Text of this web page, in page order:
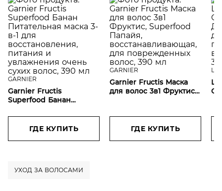
GARNIER
Garnier Fructis
Superfood Банан
для восстановления,
питания и увлажнения
очень сухих волос, 390
ГДЕ КУПИТЬ
GARNIER
Garnier Fructis Маска
для волос 3в1 Фруктис,
для поврежденных
волос, 390 мл
ГДЕ КУПИТЬ
УХОД ЗА ВОЛОСАМИ